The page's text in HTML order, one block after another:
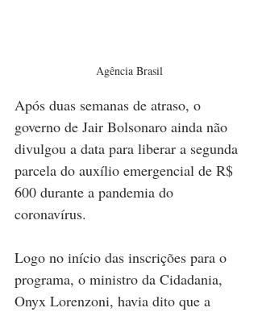
Agência Brasil
Após duas semanas de atraso, o
governo de Jair Bolsonaro ainda não
divulgou a data para liberar a segunda
parcela do auxílio emergencial de R$
600 durante a pandemia do
coronavírus.
Logo no início das inscrições para o
programa, o ministro da Cidadania,
Onyx Lorenzoni, havia dito que a